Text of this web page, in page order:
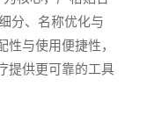
分、名称优化与
与使用便捷性，
提供更可靠的工具